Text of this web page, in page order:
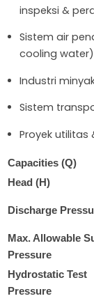
inspeksi &
Sistem air
cooling water)
Industri
Sistem
Proyek utilitas
Capacities (Q)
Head (H)
Discharge
Max. Allowable
Pressure
Hydrostatic Test
Pressure